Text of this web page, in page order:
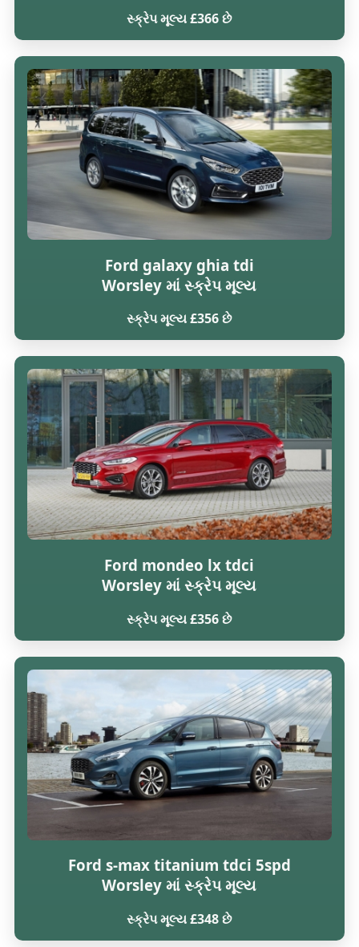
સ્ક્રેપ મૂલ્ય £366 છે
Ford galaxy ghia tdi
Worsley માં સ્ક્રેપ મૂલ્ય
સ્ક્રેપ મૂલ્ય £356 છે
Ford mondeo lx tdci
Worsley માં સ્ક્રેપ મૂલ્ય
સ્ક્રેપ મૂલ્ય £356 છે
Ford s-max titanium tdci 5spd
Worsley માં સ્ક્રેપ મૂલ્ય
સ્ક્રેપ મૂલ્ય £348 છે